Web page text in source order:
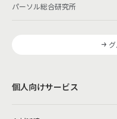
パーソル総合研究所
個人向けサービス